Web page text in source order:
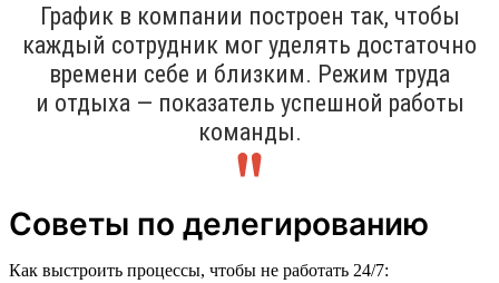
График в компании построен так, чтобы
каждый сотрудник мог уделять достаточно
времени себе и близким. Режим труда
и отдыха — показатель успешной работы
команды.
Советы по делегированию
Как выстроить процессы, чтобы не работать 24/7: